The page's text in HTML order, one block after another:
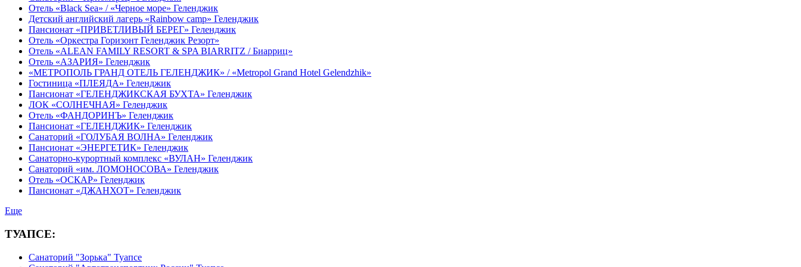
Отель «Black Sea» / «Черное море» Геленджик
Детский английский лагерь «Rainbow camp» Геленджик
Пансионат «ПРИВЕТЛИВЫЙ БЕРЕГ» Геленджик
Отель «Оркестра Горизонт Геленджик Резорт»
Отель «ALEAN FAMILY RESORT & SPA BIARRITZ / Биарриц»
Отель «АЗАРИЯ» Геленджик
«МЕТРОПОЛЬ ГРАНД ОТЕЛЬ ГЕЛЕНДЖИК» / «Metropol Grand Hotel Gelendzhik»
Гостиница «ПЛЕЯДА» Геленджик
Пансионат «ГЕЛЕНДЖИКСКАЯ БУХТА» Геленджик
ЛОК «СОЛНЕЧНАЯ» Геленджик
Отель «ФАНДОРИНЪ» Геленджик
Пансионат «ГЕЛЕНДЖИК» Геленджик
Санаторий «ГОЛУБАЯ ВОЛНА» Геленджик
Пансионат «ЭНЕРГЕТИК» Геленджик
Санаторно-курортный комплекс «ВУЛАН» Геленджик
Санаторий «им. ЛОМОНОСОВА» Геленджик
Отель «ОСКАР» Геленджик
Пансионат «ДЖАНХОТ» Геленджик
Еще
ТУАПСЕ:
Санаторий "Зорька" Туапсе